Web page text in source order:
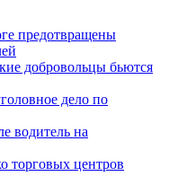
предотвращены
добровольцы бьются
дело по
водитель на
торговых центров